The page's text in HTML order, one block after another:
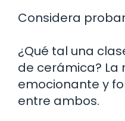
Considera
¿Qué tal una
de cerámica? La
emocionante y
entre ambos.